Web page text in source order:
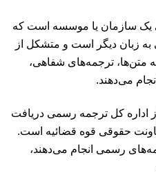
یک سازمان یا موسسه است که
زبان دیگر است و متشکل از
ترجمه‌های شفاهی،
می‌دهند.
کل ترجمه رسمی دریافت
حقوقی قوه قضائیه است.
رسمی انجام می‌دهند،